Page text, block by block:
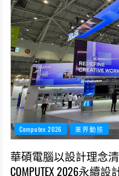
Computex 2026 業界動態
華碩電腦以設計理念
COMPUTEX 2026永續